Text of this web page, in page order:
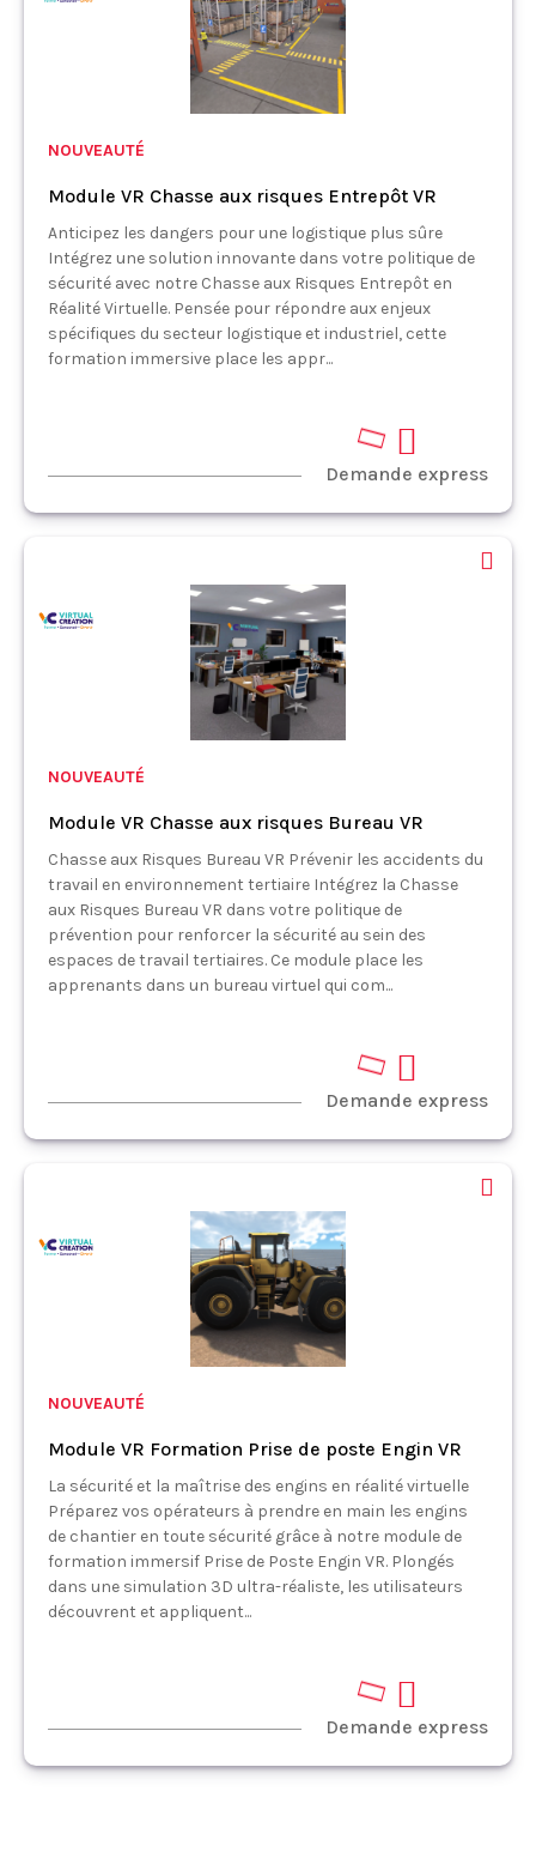
NOUVEAUTÉ
Module VR Chasse aux risques Entrepôt VR
Anticipez les dangers pour une logistique plus sûre
Intégrez une solution innovante dans votre politique de
sécurité avec notre Chasse aux Risques Entrepôt en
Réalité Virtuelle. Pensée pour répondre aux enjeux
spécifiques du secteur logistique et industriel, cette
formation immersive place les appr...
Demande express
NOUVEAUTÉ
Module VR Chasse aux risques Bureau VR
Chasse aux Risques Bureau VR Prévenir les accidents du
travail en environnement tertiaire Intégrez la Chasse
aux Risques Bureau VR dans votre politique de
prévention pour renforcer la sécurité au sein des
espaces de travail tertiaires. Ce module place les
apprenants dans un bureau virtuel qui com...
Demande express
NOUVEAUTÉ
Module VR Formation Prise de poste Engin VR
La sécurité et la maîtrise des engins en réalité virtuelle
Préparez vos opérateurs à prendre en main les engins
de chantier en toute sécurité grâce à notre module de
formation immersif Prise de Poste Engin VR. Plongés
dans une simulation 3D ultra-réaliste, les utilisateurs
découvrent et appliquent...
Demande express